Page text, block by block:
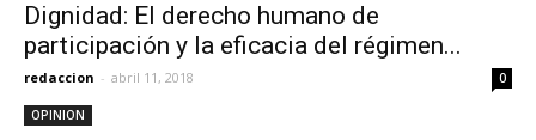
Dignidad: El derecho humano de
participación y la eficacia del régimen...
redaccion - abril 11, 2018 0
OPINION